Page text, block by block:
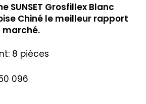
SUNSET Grosfillex Blanc
Chiné le meilleur rapport
marché.
8 pièces
096